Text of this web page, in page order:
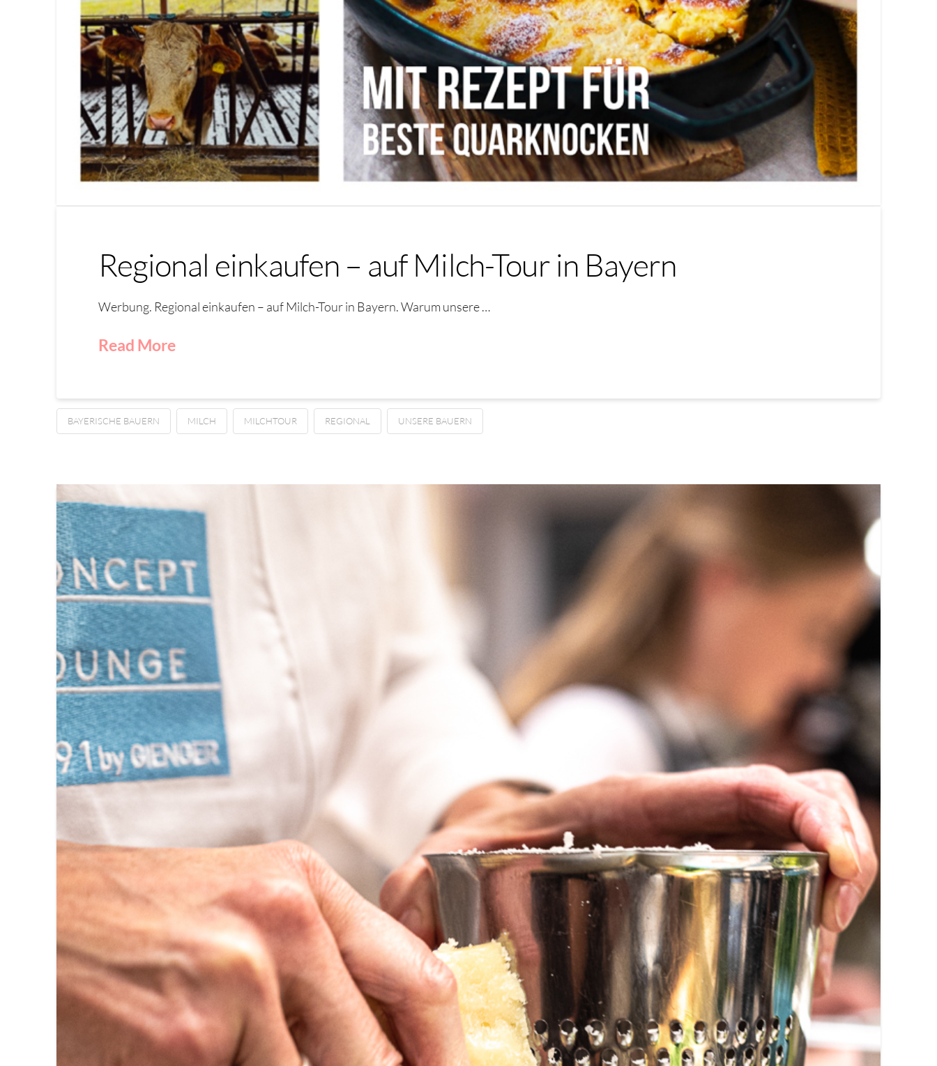
Regional einkaufen – auf Milch-Tour in Bayern
Werbung. Regional einkaufen – auf Milch-Tour in Bayern. Warum unsere …
Read More
BAYERISCHE BAUERN MILCH MILCHTOUR REGIONAL UNSERE BAUERN